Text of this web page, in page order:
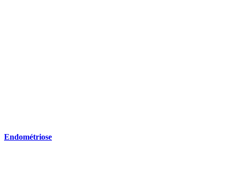
Endométriose